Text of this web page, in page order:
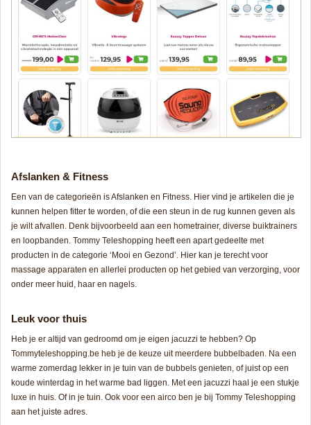
Afslanken & Fitness
Een van de categorieën is Afslanken en Fitness. Hier vind je artikelen die je
kunnen helpen fitter te worden, of die een steun in de rug kunnen geven als
je wilt afvallen. Denk bijvoorbeeld aan een hometrainer, diverse buiktrainers
en loopbanden. Tommy Teleshopping heeft een apart gedeelte met
producten in de categorie ‘Mooi en Gezond’. Hier kan je terecht voor
massage apparaten en allerlei producten op het gebied van verzorging, voor
onder meer huid, haar en nagels.
Leuk voor thuis
Heb je er altijd van gedroomd om je eigen jacuzzi te hebben? Op
Tommyteleshopping.be heb je de keuze uit meerdere bubbelbaden. Na een
warme zomerdag lekker in je tuin van de bubbels genieten, of juist op een
koude winterdag in het warme bad liggen. Met een jacuzzi haal je een stukje
luxe in huis. Of in je tuin. Ook voor een airco ben je bij Tommy Teleshopping
aan het juiste adres.